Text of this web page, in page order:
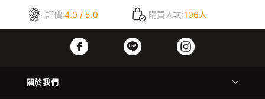
評價:4.0 / 5.0 購買人次:106人
關於我們